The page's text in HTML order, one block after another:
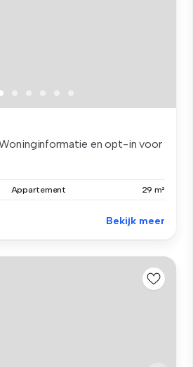
en opt-in voor
Appartement 29 m²
Bekijk meer